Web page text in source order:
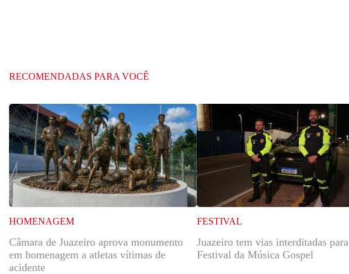
RECOMENDADAS PARA VOCÊ
HOMENAGEM
Câmara de Juazeiro aprova monumento
em homenagem a atletas vítimas de
acidente
FESTIVAL
Juazeiro tem vias interditadas para
Festival da Música Gospel